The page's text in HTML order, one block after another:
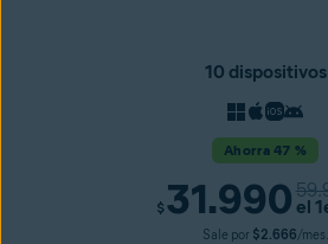
10 dispositivos
Ahorra 47 %
$31.990 el
Sale por $2.666/mes.